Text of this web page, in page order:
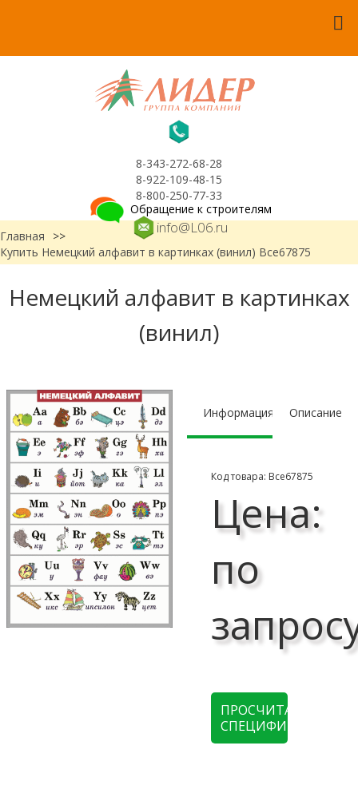
8-343-272-68-28
8-922-109-48-15
8-800-250-77-33
info@L06.ru
Обращение к строителям
Главная
>>
Купить Немецкий алфавит в картинках (винил) Все67875
Немецкий алфавит в картинках
(винил)
Информация Описание
Код товара: Все67875
Цена:
по
ПРОСЧИТАТЬ
СПЕЦИФИКАЦИЮ